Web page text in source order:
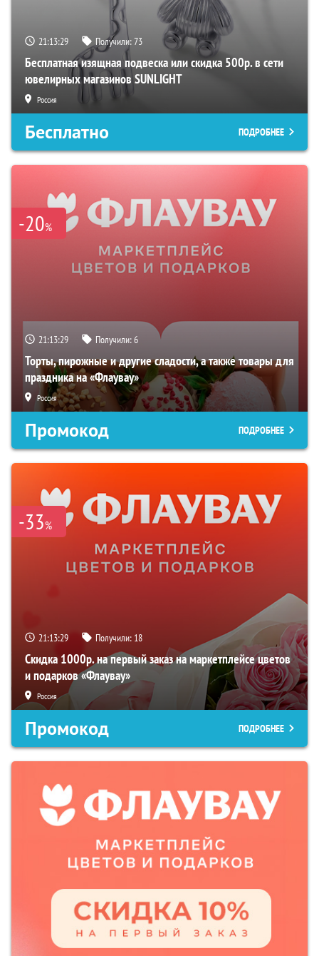
21:13:28 Получили:73
Бесплатная изящная подвеска или скидка 500р. в сети
ювелирных магазинов SUNLIGHT
Россия
Бесплатно ПОДРОБНЕЕ
-20%
21:13:28 Получили:6
Торты, пирожные и другие сладости, а также товары для
праздника на «Флаувау»
Россия
Промокод ПОДРОБНЕЕ
-33%
21:13:28 Получили: 18
Скидка 1000р. на первый заказ на маркетплейсе цветов
и подарков «Флаувау»
Россия
Промокод ПОДРОБНЕЕ